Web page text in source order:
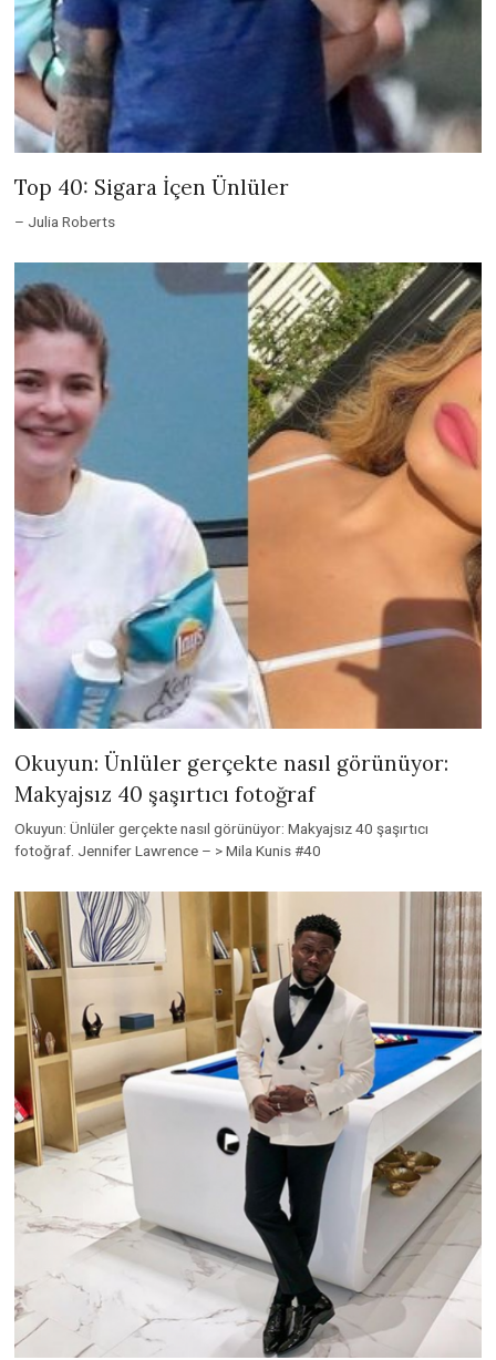
Top 40: Sigara İçen Ünlüler
– Julia Roberts
Okuyun: Ünlüler gerçekte nasıl görünüyor:
Makyajsız 40 şaşırtıcı fotoğraf
Okuyun: Ünlüler gerçekte nasıl görünüyor: Makyajsız 40 şaşırtıcı
fotoğraf. Jennifer Lawrence – > Mila Kunis #40